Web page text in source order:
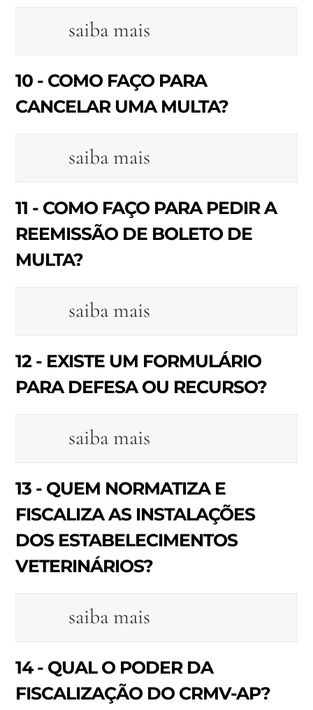
saiba mais
10 - COMO FAÇO PARA
CANCELAR UMA MULTA?
saiba mais
11 - COMO FAÇO PARA PEDIR A
REEMISSÃO DE BOLETO DE
MULTA?
saiba mais
12 - EXISTE UM FORMULÁRIO
PARA DEFESA OU RECURSO?
saiba mais
13 - QUEM NORMATIZA E
FISCALIZA AS INSTALAÇÕES
DOS ESTABELECIMENTOS
VETERINÁRIOS?
saiba mais
14 - QUAL O PODER DA
FISCALIZAÇÃO DO CRMV-AP?